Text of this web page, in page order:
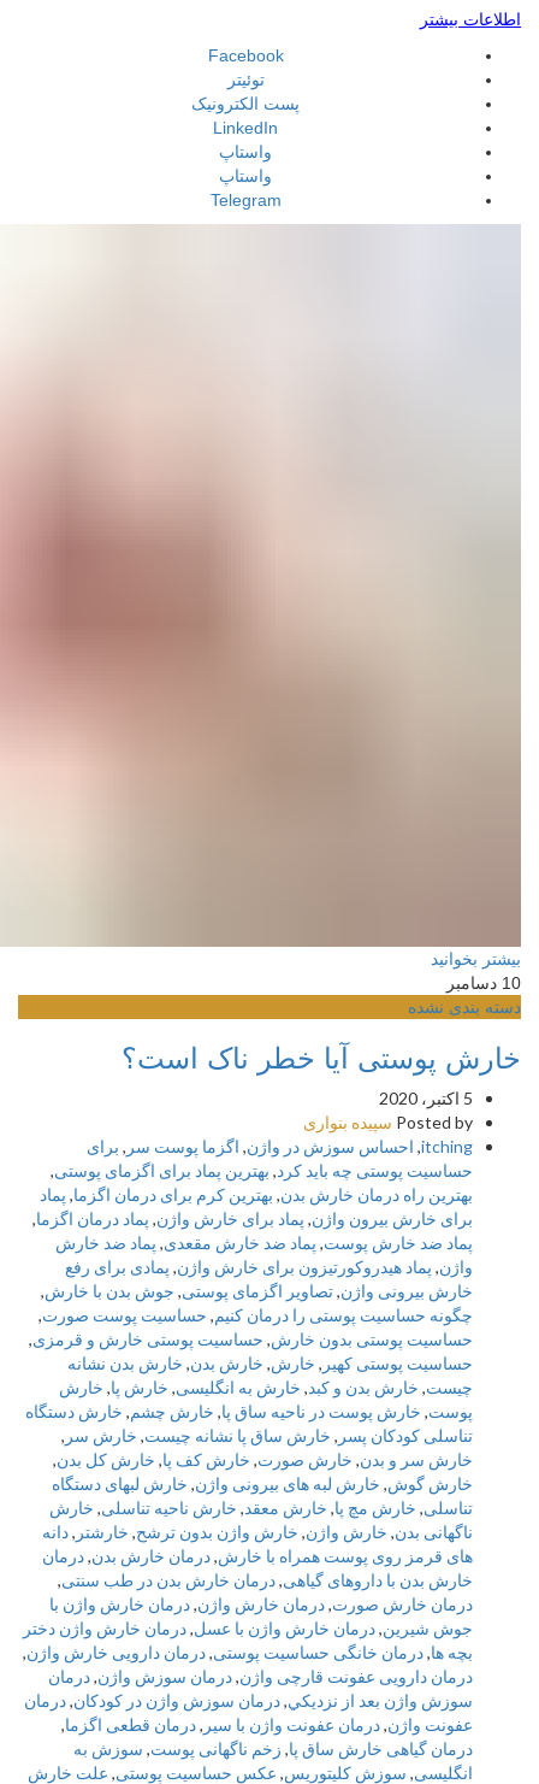
اطلاعات بیشتر
Facebook
توئیتر
پست الکترونیک
LinkedIn
واستاپ
واستاپ
Telegram
بیشتر بخوانید
10 دسامبر
دسته بندی نشده
خارش پوستی آیا خطر ناک است؟
5 اکتبر، 2020
Posted by سپیده بنواری
itching
, احساس سوزش در واژن, اگزما پوست سر , برای
حساسیت پوستی چه باید کرد, بهترین پماد برای اگزمای پوستی,
بهترین راه درمان خارش بدن, بهترین کرم برای درمان اگزما, پماد
برای خارش بیرون واژن, پماد برای خارش واژن, پماد درمان اگزما,
پماد ضد خارش پوست, پماد ضد خارش مقعدی, پماد ضد خارش
واژن, پماد هیدروکورتیزون برای خارش واژن, پمادی برای رفع
خارش بیرونی واژن,تصاویر اگزمای پوستی, جوش بدن با خارش,
چگونه حساسیت پوستی را درمان کنیم, حساسیت پوست صورت,
حساسیت پوستی بدون خارش, حساسیت پوستی خارش و قرمزی,
حساسیت پوستی کهیر , خارش, خارش بدن, خارش بدن نشانه
چيست, خارش بدن و کبد, خارش به انگلیسی, خارش پا, خارش
پوست, خارش پوست در ناحیه ساق پا, خارش چشم, خارش دستگاه
تناسلی کودکان پسر , خارش ساق پا نشانه چیست, خارش سر ,
خارش سر و بدن, خارش صورت, خارش کف پا, خارش کل بدن,
خارش گوش, خارش لبه های بیرونی واژن, خارش لبهای دستگاه
تناسلی, خارش مچ پا, خارش معقد, خارش ناحیه تناسلی, خارش
ناگهانی بدن, خارش واژن, خارش واژن بدون ترشح, خارشتر ,دانه
های قرمز روی پوست همراه با خارش,درمان خارش بدن,درمان
خارش بدن با داروهای گیاهی,درمان خارش بدن در طب سنتی,
درمان خارش صورت,درمان خارش واژن,درمان خارش واژن با
جوش شیرین,درمان خارش واژن با عسل,درمان خارش واژن دختر
بچه ها,درمان خانگی حساسیت پوستی,درمان دارویی خارش واژن,
درمان دارویی عفونت قارچی واژن,درمان سوزش واژن,درمان
سوزش واژن بعد از نزديكي,درمان سوزش واژن در كودكان,درمان
عفونت واژن,درمان عفونت واژن با سیر ,درمان قطعی اگزما,
درمان گیاهی خارش ساق پا, زخم ناگهانی پوست, سوزش به
انگلیسی, سوزش كليتوريس, عکس حساسیت پوستی, علت خارش